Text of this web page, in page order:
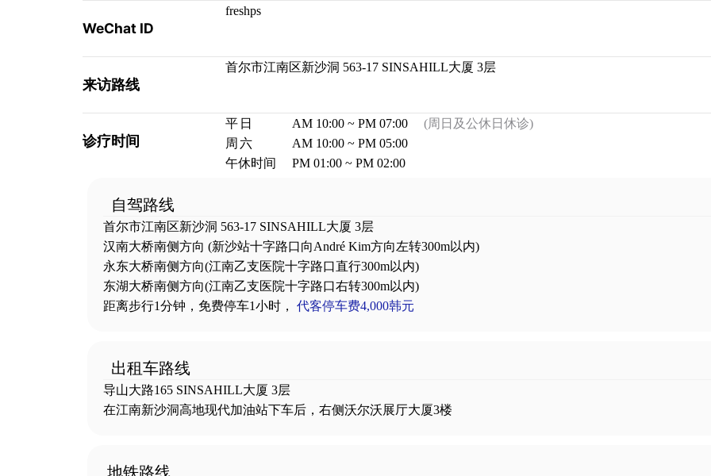
WeChat ID
freshps
来访路线
首尔市江南区新沙洞 563-17 SINSAHILL大厦 3层
诊疗时间
平日
周六
午休时间
AM 10:00 ~ PM 07:00
AM 10:00 ~ PM 05:00
PM 01:00 ~ PM 02:00
(周日及公休日休诊)
自驾路线
首尔市江南区新沙洞 563-17 SINSAHILL大厦 3层
汉南大桥南侧方向 (新沙站十字路口向André Kim方向左转300m以内)
永东大桥南侧方向(江南乙支医院十字路口直行300m以内)
东湖大桥南侧方向(江南乙支医院十字路口右转300m以内)
距离步行1分钟，免费停车1小时， 代客停车费4,000韩元
出租车路线
导山大路165 SINSAHILL大厦 3层
在江南新沙洞高地现代加油站下车后，右侧沃尔沃展厅大厦3楼
地铁路线